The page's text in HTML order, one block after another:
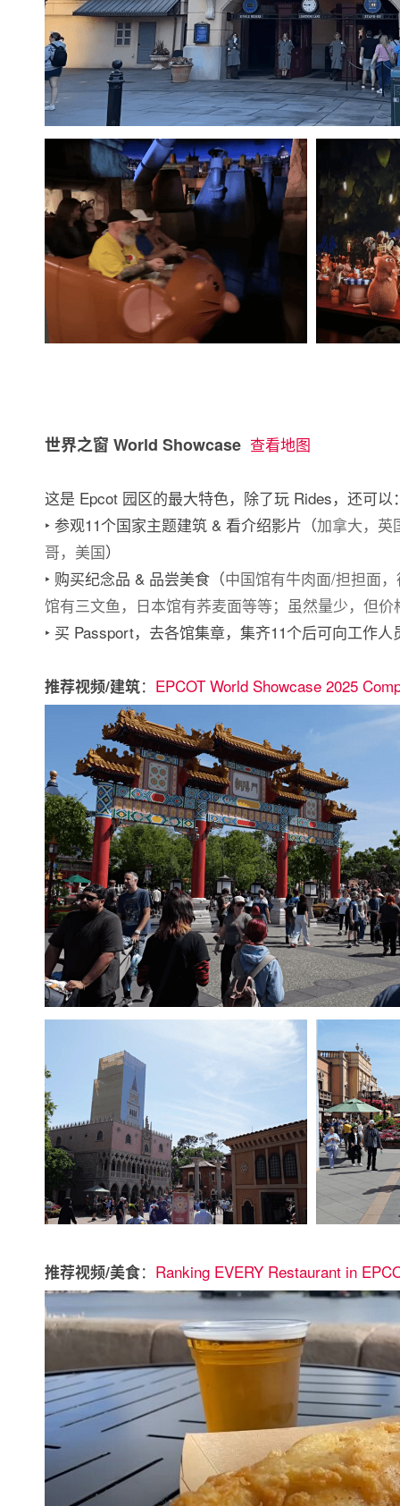
世界之窗 World Showcase 查看地图
这是 Epcot 园区的最大特色，除了玩 Rides，还可以
‣ 参观11个国家主题建筑 & 看介绍影片（加拿大，英
哥，美国）
‣ 购买纪念品 & 品尝美食（中国馆有牛肉面/担担面
馆有三文鱼，日本馆有荞麦面等等；虽然量少，但价
‣ 买 Passport，去各馆集章，集齐11个后可向工作人
推荐视频/建筑： EPCOT World Showcase 2025
推荐视频/美食： Ranking EVERY Restaurant in